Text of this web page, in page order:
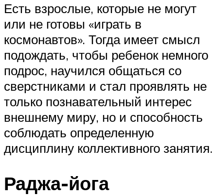
Есть взрослые, которые не могут
или не готовы «играть в
космонавтов». Тогда имеет смысл
подождать, чтобы ребенок немного
подрос, научился общаться со
сверстниками и стал проявлять не
только познавательный интерес
внешнему миру, но и способность
соблюдать определенную
дисциплину коллективного занятия.
Раджа-йога